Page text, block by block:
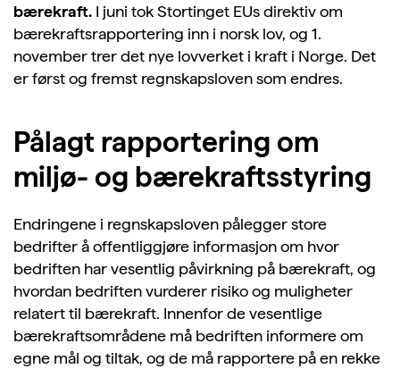
bærekraft. I juni tok Stortinget EUs direktiv om
bærekraftsrapportering inn i norsk lov, og 1.
november trer det nye lovverket i kraft i Norge. Det
er først og fremst regnskapsloven som endres.
Pålagt rapportering om
miljø- og bærekraftsstyring
Endringene i regnskapsloven pålegger store
bedrifter å offentliggjøre informasjon om hvor
bedriften har vesentlig påvirkning på bærekraft, og
hvordan bedriften vurderer risiko og muligheter
relatert til bærekraft. Innenfor de vesentlige
bærekraftsområdene må bedriften informere om
egne mål og tiltak, og de må rapportere på en rekke